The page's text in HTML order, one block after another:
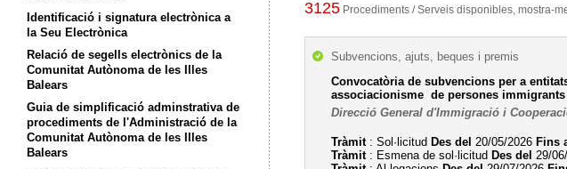
3125 Procediments / Serveis disponibles, mostra-
Subvencions, ajuts, beques i premis
Convocatòria de subvencions per a
associacionisme de persones immigrants
Direcció General d'Immigració i
Tràmit: Sol·licitud Des del 20/05/2026 Fins
Tràmit: Esmena de sol·licitud Des del 29/
Identificació i signatura electrònica a
la Seu Electrònica
Relació de segells electrònics de la
Comunitat Autònoma de les Illes
Balears
Guia de simplificació adminstrativa de
procediments de l'Administració de la
Comunitat Autònoma de les Illes
Balears